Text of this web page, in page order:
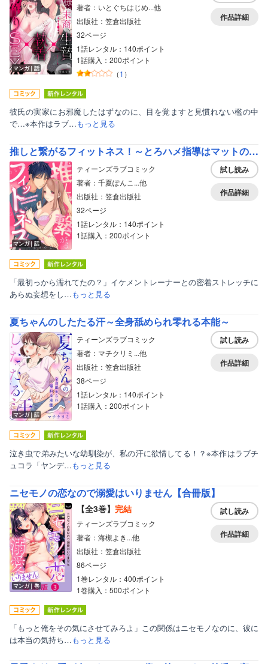
マンガ｜話
著者：いとぐちはじめ...他
出版社：笠倉出版社
32ページ
1話レンタル：140ポイント
1話購入：200ポイント
（1 ）
作品詳細
彼氏の実家にお邪魔したはずなのに、目を覚ますと見慣れない檻の中
で…※本作はラブ…もっと見る
推しと繋がるフィットネス！～とろハメ指導はマットの上で～
マンガ｜話
ティーンズラブコミック
著者：千夏ぽんこ...他
出版社：笠倉出版社
32ページ
1話レンタル：140ポイント
1話購入：200ポイント
試し読み
作品詳細
「最初っから濡れてたの？」イケメントレーナーとの密着ストレッチに
あらぬ妄想をし…もっと見る
夏ちゃんのしたたる汗～全身舐められ零れる本能～
マンガ｜話
ティーンズラブコミック
著者：マチクリミ...他
出版社：笠倉出版社
38ページ
1話レンタル：140ポイント
1話購入：200ポイント
試し読み
作品詳細
泣き虫で弟みたいな幼馴染が、私の汗に欲情してる！？※本作はラブチ
ュコラ「ヤンデ…もっと見る
ニセモノの恋なので溺愛はいりません【合冊版】
マンガ｜巻
【全3巻】 完結
ティーンズラブコミック
著者：海槻よき...他
出版社：笠倉出版社
86ページ
1巻レンタル：400ポイント
1巻購入：500ポイント
試し読み
作品詳細
「もっと俺をその気にさせてみろよ」この関係はニセモノなのに、彼に
は本当の気持ち…もっと見る